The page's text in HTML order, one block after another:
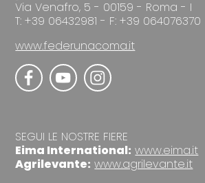
Via Venafro, 5 - 00159 - Roma - I
T: +39 06432981 - F: +39 064076370
www.federunacoma.it
SEGUI LE NOSTRE FIERE
Eima International: www.eima.it
Agrilevante: www.agrilevante.it